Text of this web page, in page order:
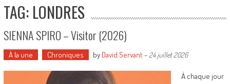
TAG: LONDRES
SIENNA SPIRO – Visitor (2026)
À la une Chroniques by David Servant- 24 juillet 2026
À chaque jour